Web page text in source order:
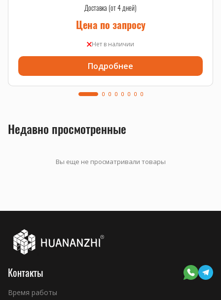
Доставка (от 4 дней)
Цена по запросу
Нет в наличии
Подробнее
Недавно просмотренные
Вы еще не просматривали товары
Контакты
Время работы